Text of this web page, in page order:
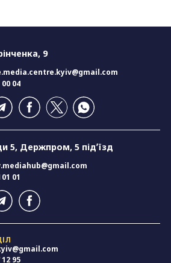
9
04
5, Держпром, 5 підʼїзд
01
95